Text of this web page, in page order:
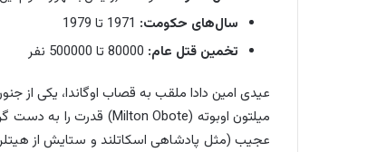
سال‌های حکومت:
تخمین قتل عام:
عجیب (مثل پادشاهی اسکاتلند و ستایش از